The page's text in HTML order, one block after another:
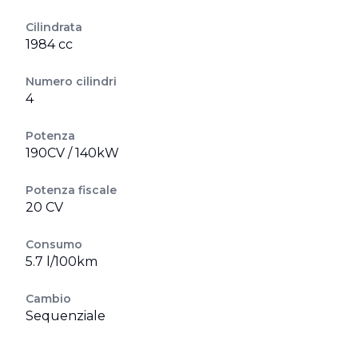
Cilindrata
1984 cc
Numero cilindri
4
Potenza
190CV / 140kW
Potenza fiscale
20 CV
Consumo
5.7 l/100km
Cambio
Sequenziale